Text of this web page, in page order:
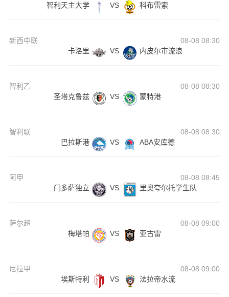
智利天主大学
VS 科布雷索
新西中联
08-08 08:30
卡洛里
VS 内皮尔市流浪
智利乙
08-08 08:30
圣塔克鲁兹
VS 蒙特港
智利联
08-08 08:30
巴拉斯港
VS ABA安库德
阿甲
08-08 08:45
门多萨独立
VS 里奥夸尔托学生队
萨尔超
08-08 09:00
梅塔帕
VS 亚古雷
尼拉甲
08-08 09:00
埃斯特利
VS 法拉帝水流